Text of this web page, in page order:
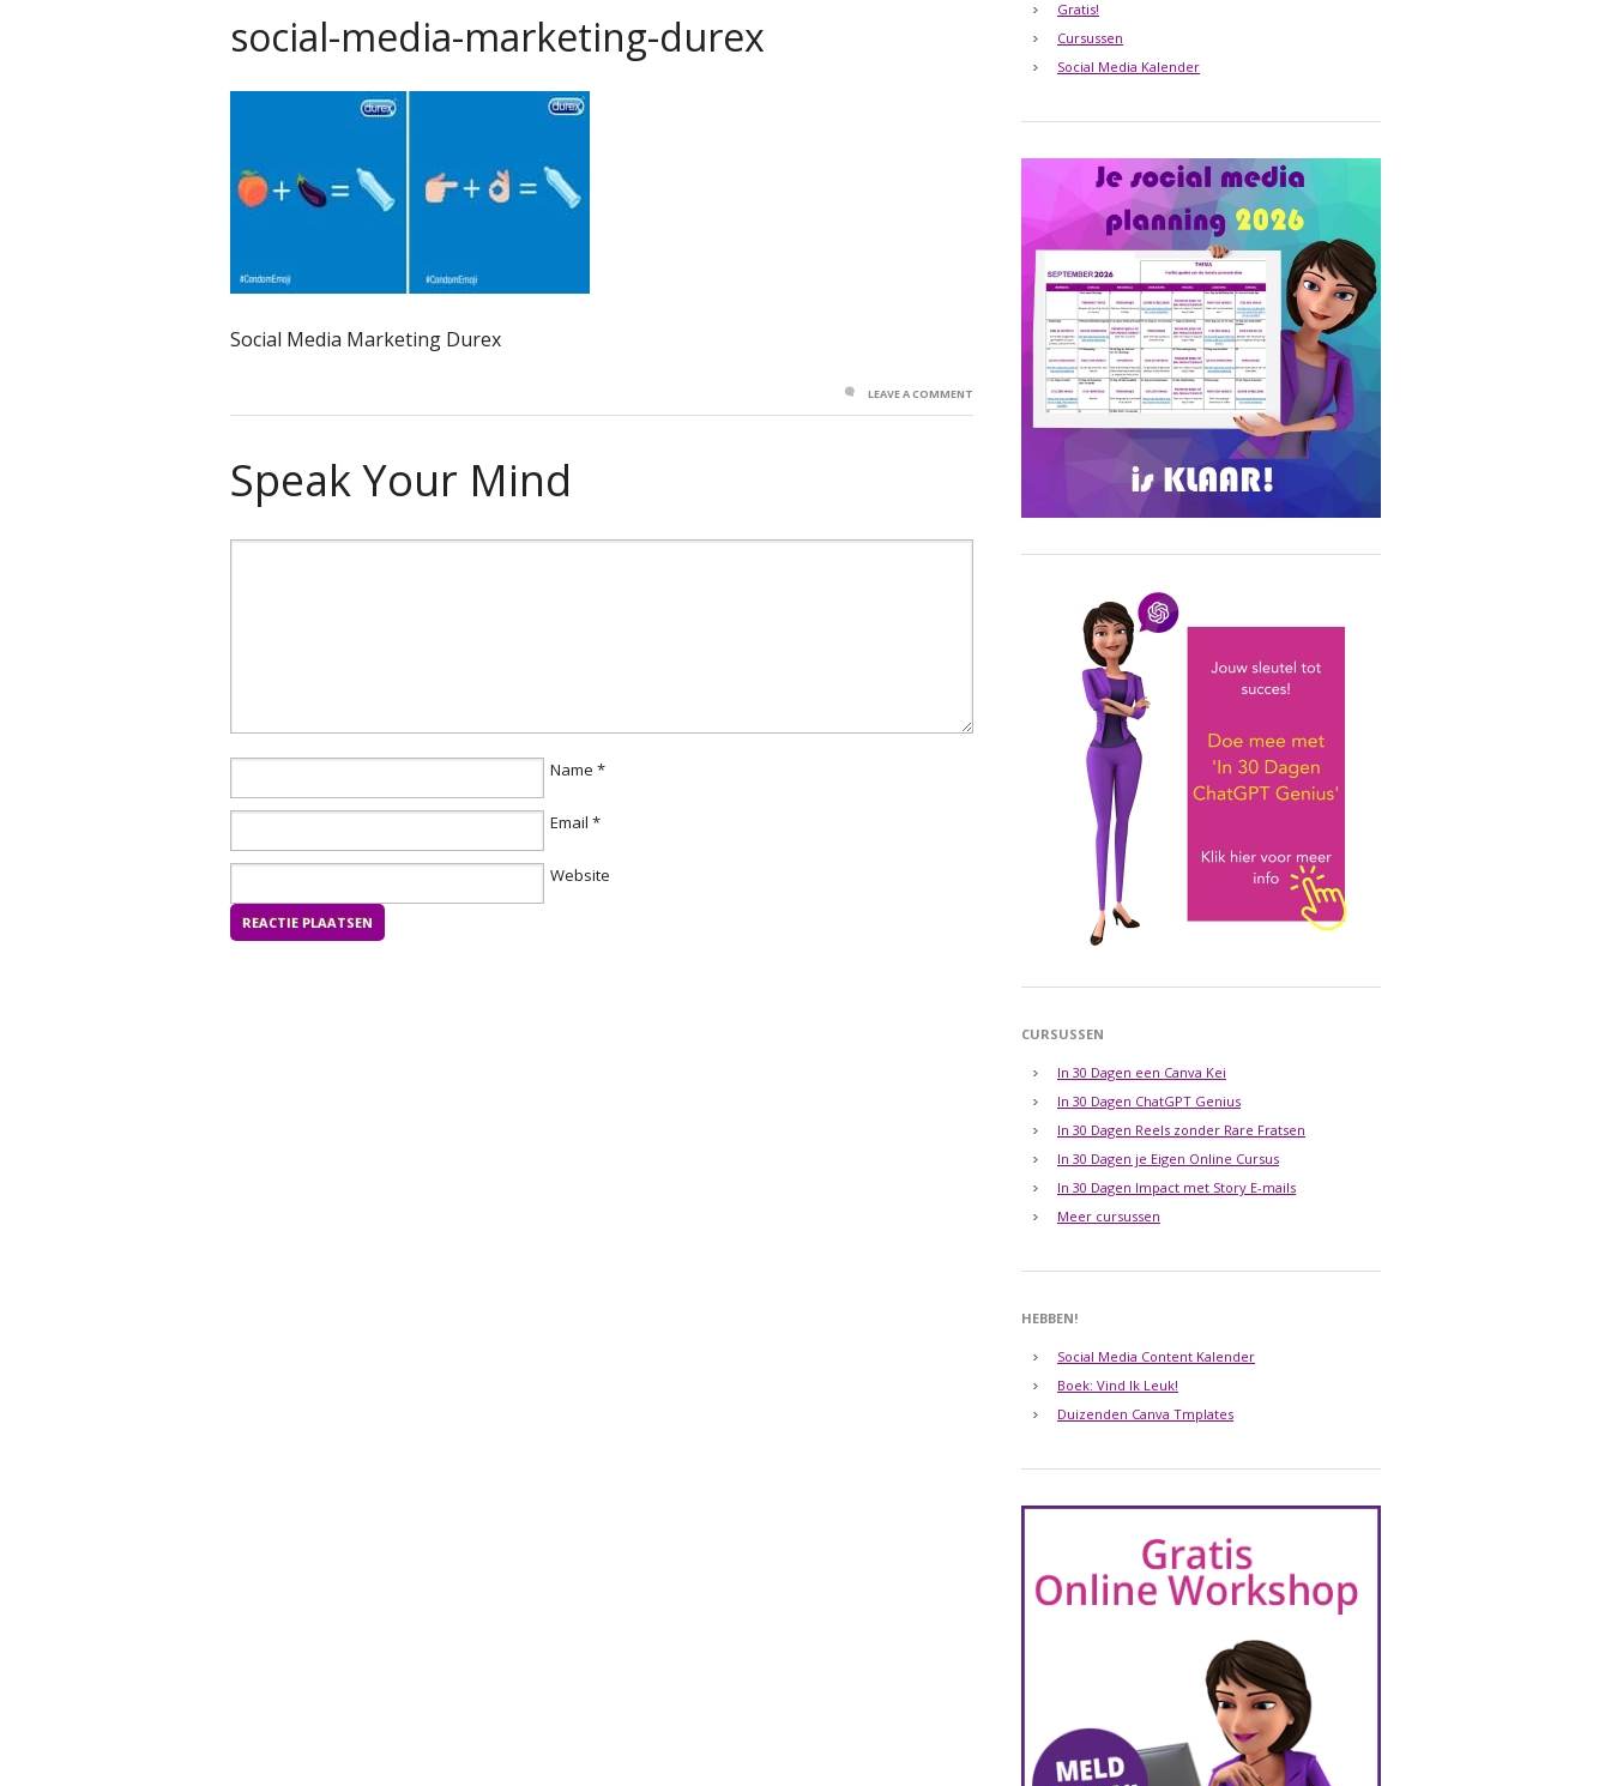
social-media-marketing-durex
Social Media Marketing Durex
LEAVE A COMMENT
Speak Your Mind
Name *
Email *
Website
Gratis!
Cursussen
Social Media Kalender
CURSUSSEN
In 30 Dagen een Canva Kei
In 30 Dagen ChatGPT Genius
In 30 Dagen Reels zonder Rare Fratsen
In 30 Dagen je Eigen Online Cursus
In 30 Dagen Impact met Story E-mails
Meer cursussen
HEBBEN!
Social Media Content Kalender
Boek: Vind Ik Leuk!
Duizenden Canva Tmplates